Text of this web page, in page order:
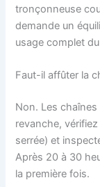
tronçonneuse
demande un
usage complet
Faut-il affûter la
Non. Les chaînes
revanche,
serrée) et
Après 20 à 30
la première fois.